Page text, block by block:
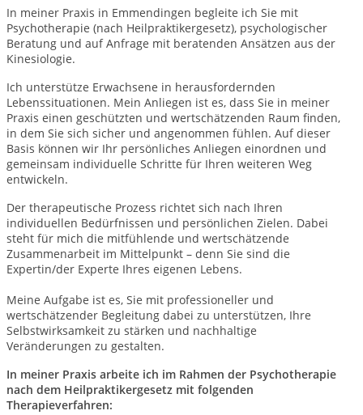
In meiner Praxis in Emmendingen begleite ich Sie mit
Psychotherapie (nach Heilpraktikergesetz), psychologischer
Beratung und auf Anfrage mit beratenden Ansätzen aus der
Kinesiologie.
Ich unterstütze Erwachsene in herausfordernden
Lebenssituationen. Mein Anliegen ist es, dass Sie in meiner
Praxis einen geschützten und wertschätzenden Raum finden,
in dem Sie sich sicher und angenommen fühlen. Auf dieser
Basis können wir Ihr persönliches Anliegen einordnen und
gemeinsam individuelle Schritte für Ihren weiteren Weg
entwickeln.
Der therapeutische Prozess richtet sich nach Ihren
individuellen Bedürfnissen und persönlichen Zielen. Dabei
steht für mich die mitfühlende und wertschätzende
Zusammenarbeit im Mittelpunkt – denn Sie sind die
Expertin/der Experte Ihres eigenen Lebens.
Meine Aufgabe ist es, Sie mit professioneller und
wertschätzender Begleitung dabei zu unterstützen, Ihre
Selbstwirksamkeit zu stärken und nachhaltige
Veränderungen zu gestalten.
In meiner Praxis arbeite ich im Rahmen der Psychotherapie
nach dem Heilpraktikergesetz mit folgenden
Therapieverfahren: